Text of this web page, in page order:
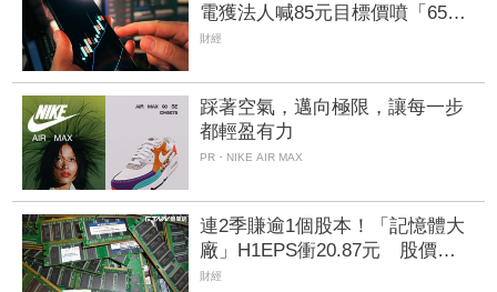
電獲法人喊85元目標價噴「65萬
成交量」 這檔搶攻CPO題材也
財經
踩著空氣，邁向極限，讓每一步
都輕盈有力
PR・NIKE AIR MAX
連2季賺逾1個股本！「記憶體大
廠」H1EPS衝20.87元 股價卻
殺至跌停鎖死
財經